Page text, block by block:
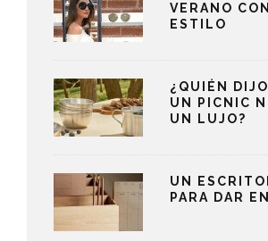
VERANO CON
ESTILO
¿QUIÉN
UN PICNIC
UN LUJO?
UN
PARA DAR